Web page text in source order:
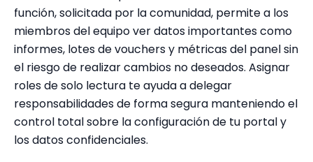
función, solicitada por la comunidad, permite a los
miembros del equipo ver datos importantes como
informes, lotes de vouchers y métricas del panel sin
el riesgo de realizar cambios no deseados. Asignar
roles de solo lectura te ayuda a delegar
responsabilidades de forma segura manteniendo el
control total sobre la configuración de tu portal y
los datos confidenciales.